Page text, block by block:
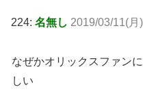
224: 名無し 2019/03/11(
なぜかオリックスファン
しい